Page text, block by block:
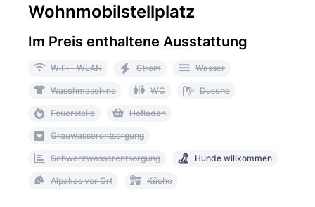
Wohnmobilstellplatz
Im Preis enthaltene Ausstattung
WiFi - WLAN Strom Wasser
Waschmaschine WC Dusche
Feuerstelle Hofladen
Grauwasserentsorgung
Schwarzwasserentsorgung Hunde willkommen
Alpakas vor Ort Küche